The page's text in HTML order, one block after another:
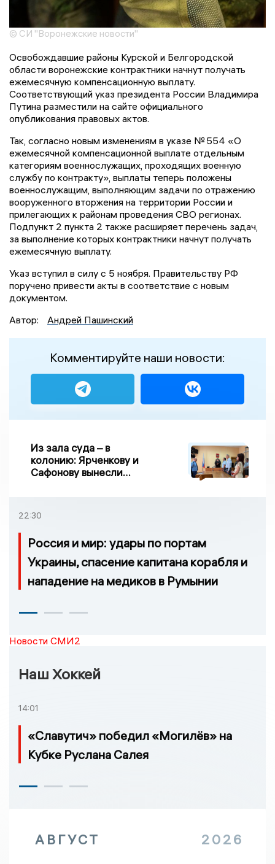
© СИ "Воронежские новости"
Освобождавшие районы Курской и Белгородской
области воронежские контрактники начнут получать
ежемесячную компенсационную выплату.
Соответствующий указ президента России Владимира
Путина разместили на сайте официального
опубликования правовых актов.
Так, согласно новым изменениям в указе № 554 «О
ежемесячной компенсационной выплате отдельным
категориям военнослужащих, проходящих военную
службу по контракту», выплаты теперь положены
военнослужащим, выполняющим задачи по отражению
вооруженного вторжения на территории России и
прилегающих к районам проведения СВО регионах.
Подпункт 2 пункта 2 также расширяет перечень задач,
за выполнение которых контрактники начнут получать
ежемесячную выплату.
Указ вступил в силу с 5 ноября. Правительству РФ
поручено привести акты в соответствие с новым
документом.
Автор:
Андрей Пашинский
Комментируйте наши новости:
Из зала суда – в
колонию: Ярченкову и
Сафонову вынесли
22:30
Россия и мир: удары по портам
Украины, спасение капитана корабля и
нападение на медиков в Румынии
Новости СМИ2
Наш Хоккей
14:01
«Славутич» победил «Могилёв» на
Кубке Руслана Салея
АВГУСТ 2026